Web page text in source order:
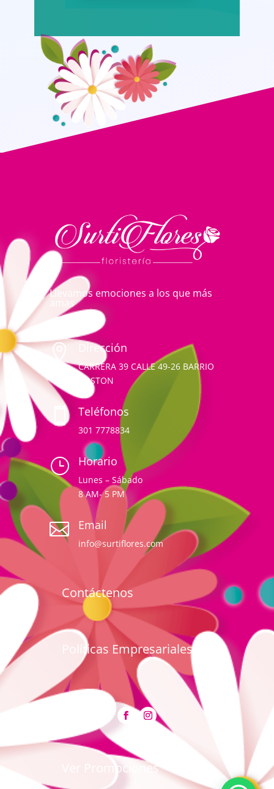
Llevamos emociones a los que más
amas
 Dirección
CARRERA 39 CALLE 49-26 BARRIO
BOSTON
 Teléfonos
301 7778834
} Horario
Lunes – Sábado
8 AM- 5 PM
 Email
info@surtiflores.com
Contáctenos
Políticas Empresariales
Ver Promociones